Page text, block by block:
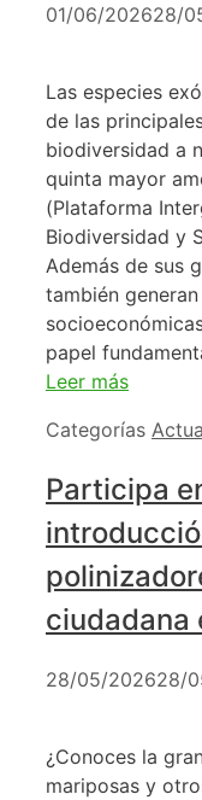
01/06/202628/
Las especies
de las
biodiversidad a
quinta mayor
(Plataforma
Biodiversidad y
Además de sus
también
papel
Leer más
Categorías
Participa
ciudadana
28/05/202628/
¿Conoces la
mariposas y